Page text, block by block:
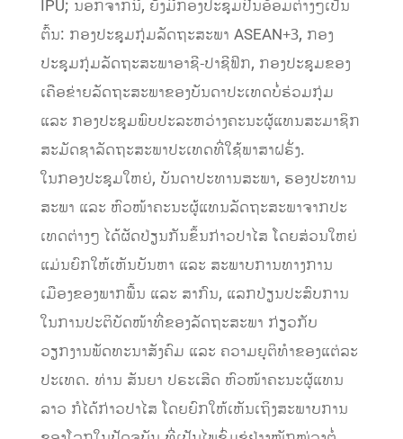
IPU; ນອກຈາກນີ້, ຍັງມີກອງປະຊຸມປີ່ນອ້ອມຕ່າງໆເປັນ
ຕົ້ນ: ກອງປະຊຸມກຸ່ມລັດຖະສະພາ ASEAN+3, ກອງ
ປະຊຸມກຸ່ມລັດຖະສະພາອາຊີ-ປາຊີຟິກ, ກອງປະຊຸມຂອງ
ເຄືອຂ່າຍລັດຖະສະພາຂອງບັນດາປະເທດບໍ່ຮ່ວມກຸ່ມ
ແລະ ກອງປະຊຸມພົບປະລະຫວ່າງຄະນະຜູ້ແທນສະມາຊິກ
ສະມັດຊາລັດຖະສະພາປະເທດທີ່ໃຊ້ພາສາຝຣັ່ງ.
ໃນກອງປະຊຸມໃຫຍ່, ບັນດາປະທານສະພາ, ຮອງປະທານ
ສະພາ ແລະ ຫົວໜ້າຄະນະຜູ້ແທນລັດຖະສະພາຈາກປະ
ເທດຕ່າງໆ ໄດ້ຜັດປ່ຽນກັນຂຶ້ນກ່າວປາໄສ ໂດຍສ່ວນໃຫຍ່
ແມ່ນຍົກໃຫ້ເຫັນບັນຫາ ແລະ ສະພາບການທາງການ
ເມືອງຂອງພາກພື້ນ ແລະ ສາກົນ, ແລກປ່ຽນປະສົບການ
ໃນການປະຕິບັດໜ້າທີ່ຂອງລັດຖະສະພາ ກ່ຽວກັບ
ວຽກງານພັດທະນາສັງຄົມ ແລະ ຄວາມຍຸຕິທຳຂອງແຕ່ລະ
ປະເທດ. ທ່ານ ສັນຍາ ປຣະເສີດ ຫົວໜ້າຄະນະຜູ້ແທນ
ລາວ ກໍໄດ້ກ່າວປາໄສ ໂດຍຍົກໃຫ້ເຫັນເຖິງສະພາບການ